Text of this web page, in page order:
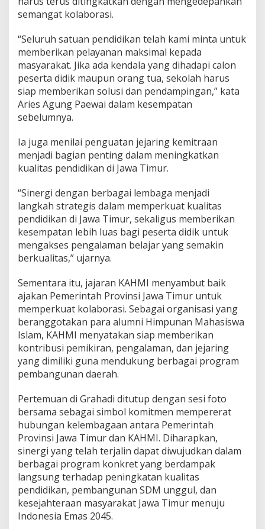
semangat kolaborasi.
“Seluruh satuan pendidikan telah kami minta untuk
memberikan pelayanan maksimal kepada
masyarakat. Jika ada kendala yang dihadapi calon
peserta didik maupun orang tua, sekolah harus
siap memberikan solusi dan pendampingan,” kata
Aries Agung Paewai dalam kesempatan
sebelumnya.
Ia juga menilai penguatan jejaring kemitraan
menjadi bagian penting dalam meningkatkan
kualitas pendidikan di Jawa Timur.
“Sinergi dengan berbagai lembaga menjadi
langkah strategis dalam memperkuat kualitas
pendidikan di Jawa Timur, sekaligus memberikan
kesempatan lebih luas bagi peserta didik untuk
mengakses pengalaman belajar yang semakin
berkualitas,” ujarnya.
Sementara itu, jajaran KAHMI menyambut baik
ajakan Pemerintah Provinsi Jawa Timur untuk
memperkuat kolaborasi. Sebagai organisasi yang
beranggotakan para alumni Himpunan Mahasiswa
Islam, KAHMI menyatakan siap memberikan
kontribusi pemikiran, pengalaman, dan jejaring
yang dimiliki guna mendukung berbagai program
pembangunan daerah.
Pertemuan di Grahadi ditutup dengan sesi foto
bersama sebagai simbol komitmen mempererat
hubungan kelembagaan antara Pemerintah
Provinsi Jawa Timur dan KAHMI. Diharapkan,
sinergi yang telah terjalin dapat diwujudkan dalam
berbagai program konkret yang berdampak
langsung terhadap peningkatan kualitas
pendidikan, pembangunan SDM unggul, dan
kesejahteraan masyarakat Jawa Timur menuju
Indonesia Emas 2045.